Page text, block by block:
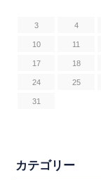
3 4
10 11
17 18
24 25
31
カテゴリー